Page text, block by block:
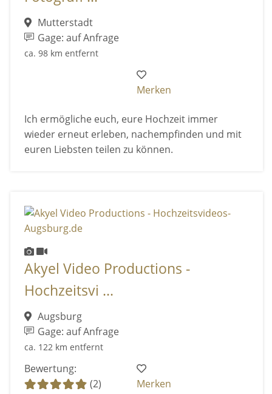
Mutterstadt
Gage: auf Anfrage
ca. 98 km entfernt
Merken
Ich ermögliche euch, eure Hochzeit immer
wieder erneut erleben, nachempfinden und mit
euren Liebsten teilen zu können.
Akyel Video Productions -
Hochzeitsvi ...
Augsburg
Gage: auf Anfrage
ca. 122 km entfernt
Bewertung:
(2)
Merken